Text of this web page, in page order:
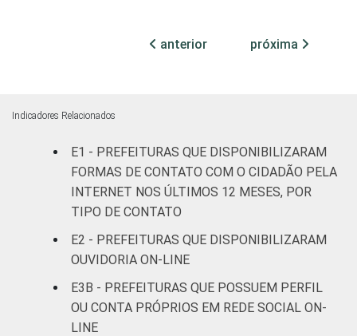
Mais de
Mais de
500 mil
habitantes
73 20
Fonte: CGI.br/NIC.br, Centro Regional de
Estudos para o Desenvolvimento da
Sociedade da Informação (Cetic.br),
Pesquisa sobre o uso das tecnologias de
informação e comunicação no setor público
anterior próxima
Indicadores Relacionados
E1 - PREFEITURAS QUE DISPONIBILIZARAM
FORMAS DE CONTATO COM O CIDADÃO PELA
INTERNET NOS ÚLTIMOS 12 MESES, POR
TIPO DE CONTATO
E2 - PREFEITURAS QUE DISPONIBILIZARAM
OUVIDORIA ON-LINE
E3B - PREFEITURAS QUE POSSUEM PERFIL
OU CONTA PRÓPRIOS EM REDE SOCIAL ON-
LINE